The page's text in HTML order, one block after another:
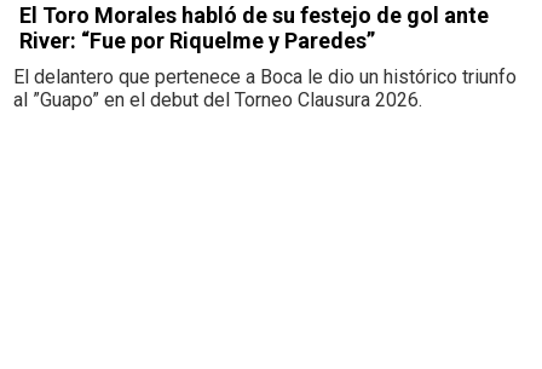
El Toro Morales habló de su festejo de gol ante
River: “Fue por Riquelme y Paredes”
El delantero que pertenece a Boca le dio un histórico triunfo
al ”Guapo” en el debut del Torneo Clausura 2026.